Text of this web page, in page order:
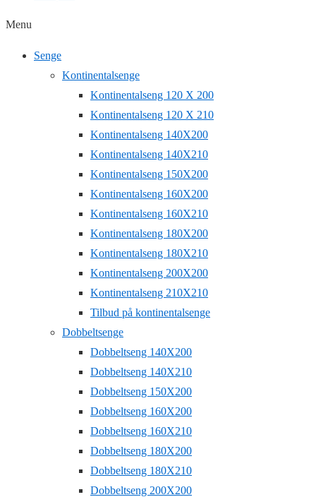
Menu
Senge
Kontinentalsenge
Kontinentalseng 120 X 200
Kontinentalseng 120 X 210
Kontinentalseng 140X200
Kontinentalseng 140X210
Kontinentalseng 150X200
Kontinentalseng 160X200
Kontinentalseng 160X210
Kontinentalseng 180X200
Kontinentalseng 180X210
Kontinentalseng 200X200
Kontinentalseng 210X210
Tilbud på kontinentalsenge
Dobbeltsenge
Dobbeltseng 140X200
Dobbeltseng 140X210
Dobbeltseng 150X200
Dobbeltseng 160X200
Dobbeltseng 160X210
Dobbeltseng 180X200
Dobbeltseng 180X210
Dobbeltseng 200X200